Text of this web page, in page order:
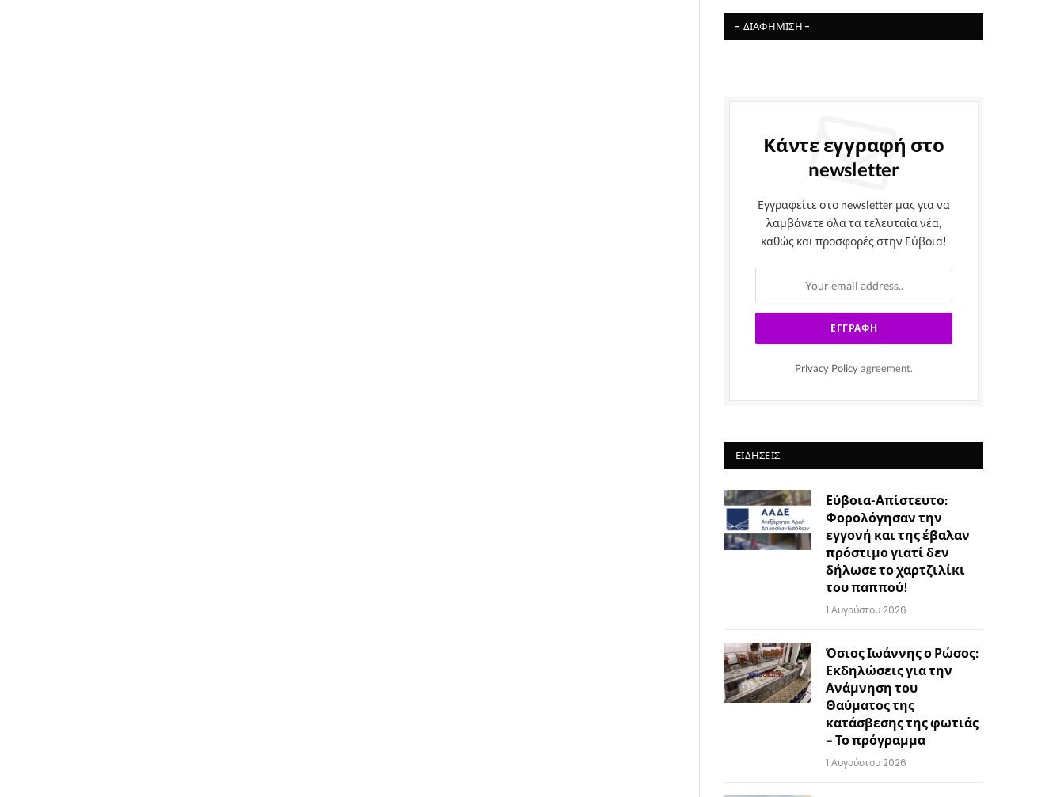
- ΔΙΑΦΉΜΙΣΗ -
Κάντε εγγραφή στο
newsletter
Εγγραφείτε στο newsletter μας για να
λαμβάνετε όλα τα τελευταία νέα,
καθώς και προσφορές στην Εύβοια!
Privacy Policy agreement.
ΕΙΔΉΣΕΙΣ
Εύβοια-Απίστευτο:
Φορολόγησαν την
εγγονή και της έβαλαν
πρόστιμο γιατί δεν
δήλωσε το χαρτζιλίκι
του παππού!
1 Αυγούστου 2026
Όσιος Ιωάννης ο Ρώσος:
Εκδηλώσεις για την
Ανάμνηση του
Θαύματος της
κατάσβεσης της φωτιάς
– Το πρόγραμμα
1 Αυγούστου 2026